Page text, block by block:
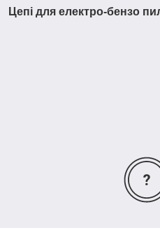
Цепі для електро-бензо